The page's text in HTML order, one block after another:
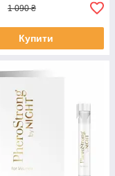
1 090 ₴
Купити